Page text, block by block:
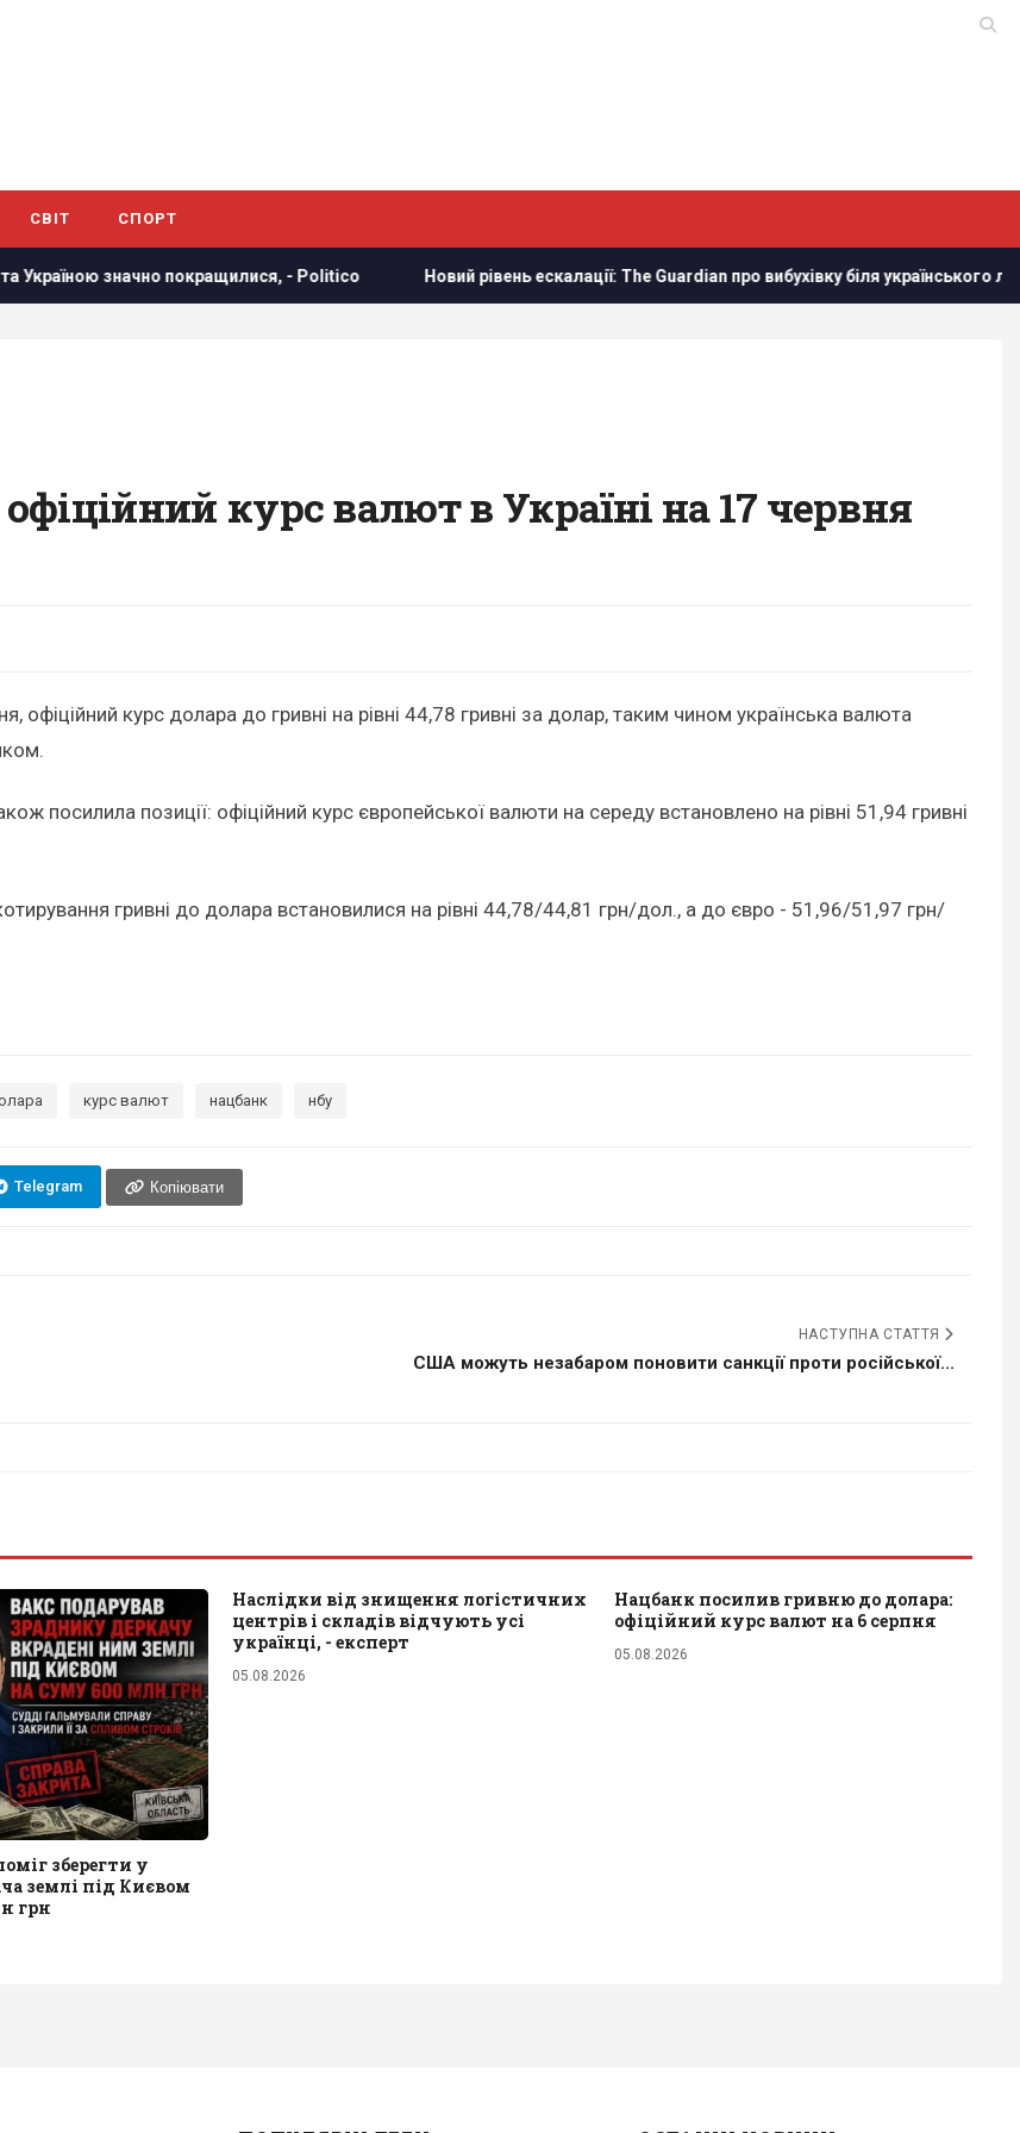
СВІТ СПОРТ
значно покращилися, - Politico Новий рівень ескалації: The Guardian про вибухівку біля українського літака в
курс валют в Україні на 17 червня
офіційний курс долара до гривні на рівні 44,78 гривні за долар, таким чином українська валюта
посилила позиції: офіційний курс європейської валюти на середу встановлено на рівні 51,94 гривні
гривні до долара встановилися на рівні 44,78/44,81 грн/дол., а до євро - 51,96/51,97 грн/
курс валют нацбанк нбу
Telegram Копіювати
НАСТУПНА СТАТТЯ
США можуть незабаром поновити санкції проти російської...
зберегти у
землі під Києвом
грн
Наслідки від знищення логістичних
центрів і складів відчують усі
українці, - експерт
05.08.2026
Нацбанк посилив гривню до долара:
офіційний курс валют на 6 серпня
05.08.2026